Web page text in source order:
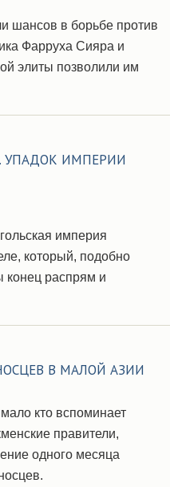
шансов в борьбе против
Фарруха Сияра и
элиты позволили им
УПАДОК ИМПЕРИИ
империя
который, подобно
конец распрям и
В МАЛОЙ АЗИИ
кто вспоминает
правители,
одного месяца